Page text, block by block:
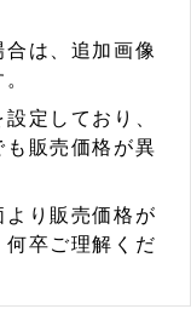
合は、追加画像
定しており、
販売価格が異
より販売価格が
卒ご理解くだ